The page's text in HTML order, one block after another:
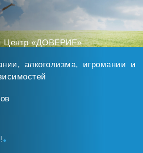
Центр «ДОВЕРИЕ»
алкоголизма, игромании и